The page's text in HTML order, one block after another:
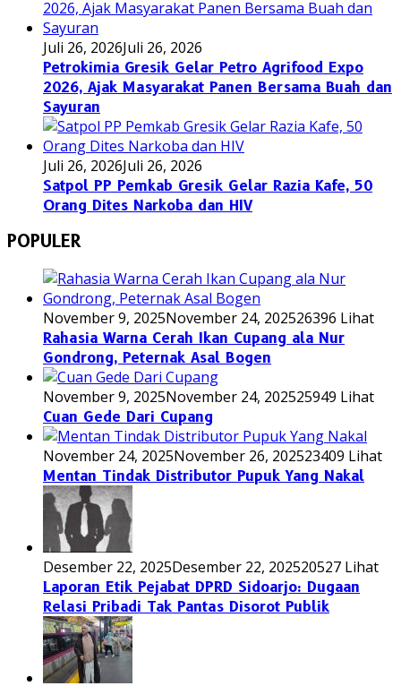
Juli 26, 2026Juli 26, 2026
Petrokimia Gresik Gelar Petro Agrifood Expo
2026, Ajak Masyarakat Panen Bersama Buah dan
Sayuran
Juli 26, 2026Juli 26, 2026
Satpol PP Pemkab Gresik Gelar Razia Kafe, 50
Orang Dites Narkoba dan HIV
POPULER
November 9, 2025November 24, 202526396 Lihat
Rahasia Warna Cerah Ikan Cupang ala Nur
Gondrong, Peternak Asal Bogen
November 9, 2025November 24, 202525949 Lihat
Cuan Gede Dari Cupang
November 24, 2025November 26, 202523409 Lihat
Mentan Tindak Distributor Pupuk Yang Nakal
Desember 22, 2025Desember 22, 202520527 Lihat
Laporan Etik Pejabat DPRD Sidoarjo: Dugaan
Relasi Pribadi Tak Pantas Disorot Publik